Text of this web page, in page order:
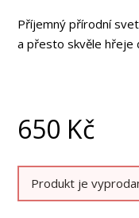
Příjemný přírodní
a přesto skvěle hřeje
650 Kč
Produkt je